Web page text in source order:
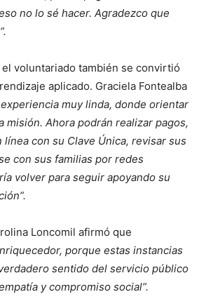
no lo sé hacer. Agradezco que
voluntariado también se convirtió
aplicado. Graciela Fontealba
experiencia muy linda, donde orientar
misión. Ahora podrán realizar pagos,
con su Clave Única, revisar sus
con sus familias por redes
volver para seguir apoyando su
Loncomil afirmó que
porque estas instancias
sentido del servicio público
y compromiso social”.